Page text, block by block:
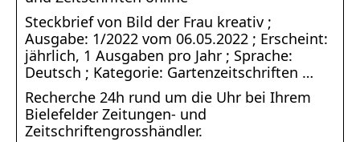
Steckbrief von Bild der Frau kreativ ;
Ausgabe: 1/2022 vom 06.05.2022 ; Erscheint:
jährlich, 1 Ausgaben pro Jahr ; Sprache:
Deutsch ; Kategorie: Gartenzeitschriften …
Recherche 24h rund um die Uhr bei Ihrem
Bielefelder Zeitungen- und
Zeitschriftengrosshändler.